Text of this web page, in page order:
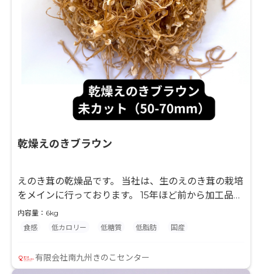
乾燥えのきブラウン
えのき茸の乾燥品です。 当社は、生のえのき茸の栽培
をメインに行っております。 15年ほど前から加工品に
着手し、この度「大腸菌群陰性」を確立することに成
功しました。 菌で出来ているきのこは乾燥しただけで
果、当社では独自にえのき茸の乾燥品で「大腸菌群陰
性」を確立させました。
内容量：6kg
食感
低カロリー 低糖質 低脂肪 国産
有限会社南九州きのこセンター